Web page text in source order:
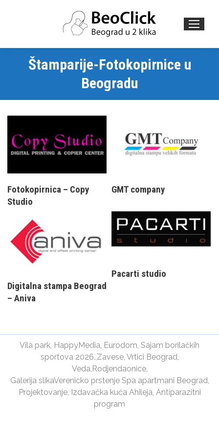
Štamparije-Fotokopirnice u
Beogradu
Fotokopirnica – Copy
Studio
GMT company
Pacarti studio
Digitalna stampa Beograd
– Aniva
Vila park, HappyMedia, Eurodom, Sajam borilačkih
sportova 2026.,Zavese, Vrtici Beograd,
Veda,Rodjendaonice,
Galerija slikaVerenicko prstenje Spa apartmani Beograd,
Projektovanje, Izdavačka kuća Ahileja, Antiparazitni
program